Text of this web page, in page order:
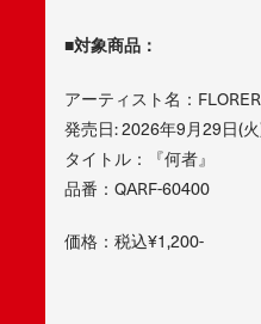
■対象商品：
アーティスト名：
発売日: 2026年9月29日(
タイトル：『何者』
品番：QARF-60400
価格：税込¥1,200-